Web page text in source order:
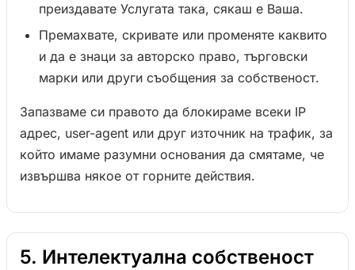
преиздавате Услугата така, сякаш е Ваша.
Премахвате, скривате или променяте каквито
и да е знаци за авторско право, търговски
марки или други съобщения за собственост.
Запазваме си правото да блокираме всеки IP
адрес, user-agent или друг източник на трафик, за
който имаме разумни основания да смятаме, че
извършва някое от горните действия.
5. Интелектуална собственост